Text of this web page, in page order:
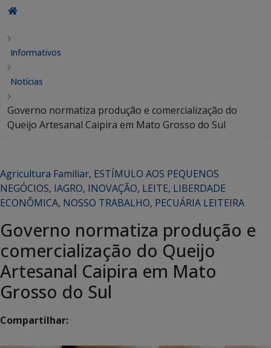
Informativos
Notícias
Governo normatiza produção e comercialização do
Queijo Artesanal Caipira em Mato Grosso do Sul
Agricultura Familiar, ESTÍMULO AOS PEQUENOS
NEGÓCIOS, IAGRO, INOVAÇÃO, LEITE, LIBERDADE
ECONÔMICA, NOSSO TRABALHO, PECUÁRIA LEITEIRA
Governo normatiza produção e
comercialização do Queijo
Artesanal Caipira em Mato
Grosso do Sul
Compartilhar: